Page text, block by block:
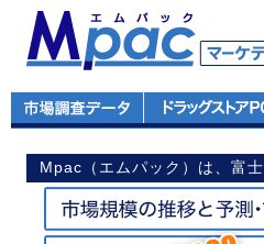
Mpac（エムパック）は、富